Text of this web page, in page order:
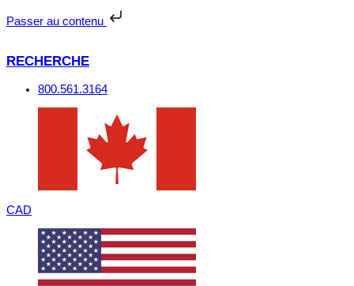
Passer au contenu
au
contenu
RECHERCHE
800.561.3164
CAD